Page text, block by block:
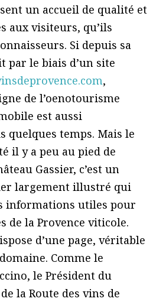
un accueil de qualité et
aux visiteurs, qu’ils
Si depuis sa
par le biais d’un site
,
de l’oenotourisme
est aussi
quelques temps. Mais le
il y a peu au pied de
Gassier, c’est un
largement illustré qui
informations utiles pour
de la Provence viticole.
d’une page, véritable
Comme le
le Président du
la Route des vins de